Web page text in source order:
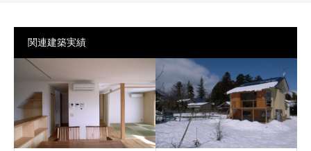
関連建築実績